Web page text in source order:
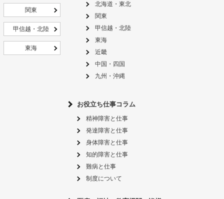
関東
甲信越・北陸
東海
北海道・東北
関東
甲信越・北陸
東海
近畿
中国・四国
九州・沖縄
お役立ち仕事コラム
精神障害と仕事
発達障害と仕事
身体障害と仕事
知的障害と仕事
難病と仕事
制度について